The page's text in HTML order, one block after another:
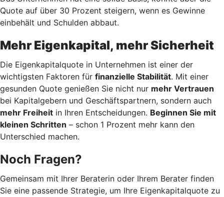
Quote auf über 30 Prozent steigern, wenn es Gewinne
einbehält und Schulden abbaut.
Mehr Eigenkapital, mehr Sicherheit
Die Eigenkapitalquote in Unternehmen ist einer der
wichtigsten Faktoren für finanzielle Stabilität. Mit einer
gesunden Quote genießen Sie nicht nur mehr Vertrauen
bei Kapitalgebern und Geschäftspartnern, sondern auch
mehr Freiheit in Ihren Entscheidungen. Beginnen Sie mit
kleinen Schritten – schon 1 Prozent mehr kann den
Unterschied machen.
Noch Fragen?
Gemeinsam mit Ihrer Beraterin oder Ihrem Berater finden
Sie eine passende Strategie, um Ihre Eigenkapitalquote zu